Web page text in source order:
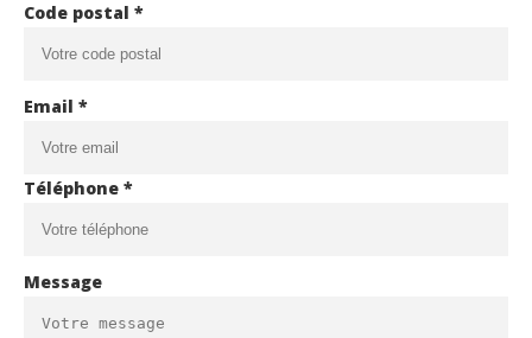
Code postal *
Email *
Téléphone *
Message